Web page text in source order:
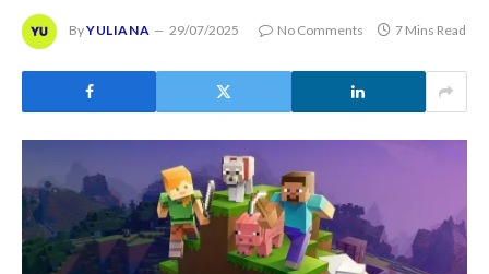
ByYULIANA 29/07/2025 No Comments 7 Mins Read